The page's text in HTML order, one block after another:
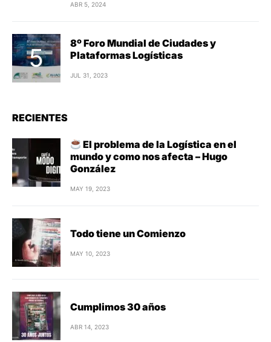
ABR 5, 2024
8º Foro Mundial de Ciudades y
Plataformas Logísticas
JUL 31, 2023
RECIENTES
El problema de la Logística en el
mundo y como nos afecta – Hugo
González
MAY 19, 2023
Todo tiene un Comienzo
MAY 10, 2023
Cumplimos 30 años
ABR 14, 2023